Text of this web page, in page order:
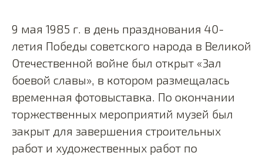
9 мая 1985 г. в день празднования 40-
летия Победы советского народа в Великой
Отечественной войне был открыт «Зал
боевой славы», в котором размещалась
временная фотовыставка. По окончании
торжественных мероприятий музей был
закрыт для завершения строительных
работ и художественных работ по